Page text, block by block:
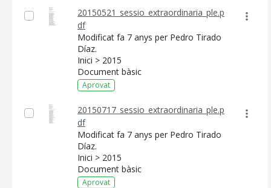
20150521_sessio_extraordinaria_ple.p
df
Modificat fa 7 anys per Pedro Tirado
Díaz.
Inici > 2015
Document bàsic
Aprovat
20150717_sessio_extraordinaria_ple.p
df
Modificat fa 7 anys per Pedro Tirado
Díaz.
Inici > 2015
Document bàsic
Aprovat